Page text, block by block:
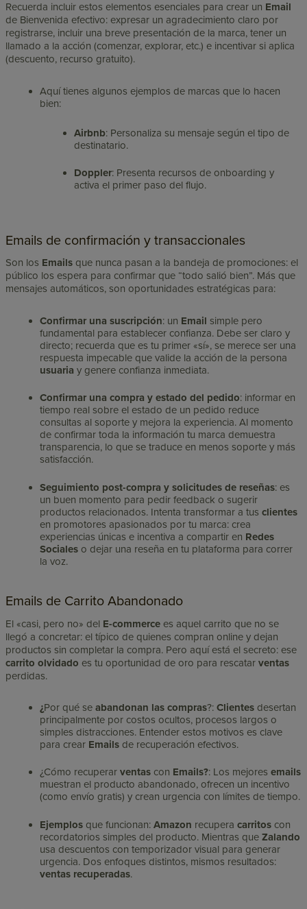
Recuerda incluir estos elementos esenciales para crear un Email
de Bienvenida efectivo: expresar un agradecimiento claro por
registrarse, incluir una breve presentación de la marca, tener un
llamado a la acción (comenzar, explorar, etc.) e incentivar si aplica
(descuento, recurso gratuito).
Aquí tienes algunos ejemplos de marcas que lo hacen
bien:
Airbnb: Personaliza su mensaje según el tipo de
destinatario.
Doppler: Presenta recursos de onboarding y
activa el primer paso del flujo.
Emails de confirmación y transaccionales
Son los Emails que nunca pasan a la bandeja de promociones: el
público los espera para confirmar que “todo salió bien”. Más que
mensajes automáticos, son oportunidades estratégicas para:
Confirmar una suscripción: un Email simple pero
fundamental para establecer confianza. Debe ser claro y
directo; recuerda que es tu primer «sí», se merece ser una
respuesta impecable que valide la acción de la persona
usuaria y genere confianza inmediata.
Confirmar una compra y estado del pedido: informar en
tiempo real sobre el estado de un pedido reduce
consultas al soporte y mejora la experiencia. Al momento
de confirmar toda la información tu marca demuestra
transparencia, lo que se traduce en menos soporte y más
satisfacción.
Seguimiento post-compra y solicitudes de reseñas: es
un buen momento para pedir feedback o sugerir
productos relacionados. Intenta transformar a tusclientes
en promotores apasionados por tu marca: crea
experiencias únicas e incentiva a compartir en Redes
Sociales o dejar una reseña en tu plataforma para correr
la voz.
Emails de Carrito Abandonado
El «casi, pero no» del E-commerce es aquel carrito que no se
llegó a concretar: el típico de quienes compran online y dejan
productos sin completar la compra. Pero aquí está el secreto: ese
carrito olvidado es tu oportunidad de oro para rescatarventas
perdidas.
¿Por qué seabandonan las compras?:Clientes desertan
principalmente por costos ocultos, procesos largos o
simples distracciones. Entender estos motivos es clave
para crear Emails de recuperación efectivos.
¿Cómo recuperarventas con Emails?: Los mejoresemails
muestran el producto abandonado, ofrecen un incentivo
(como envío gratis) y crean urgencia con límites de tiempo.
Ejemplos que funcionan: Amazon recuperacarritos con
recordatorios simples del producto. Mientras queZalando
usa descuentos con temporizador visual para generar
urgencia. Dos enfoques distintos, mismos resultados:
ventas recuperadas.